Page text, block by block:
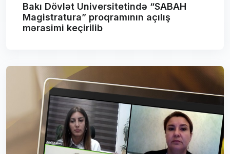
Bakı Dövlət Universitetində “SABAH
Magistratura” proqramının açılış
mərasimi keçirilib